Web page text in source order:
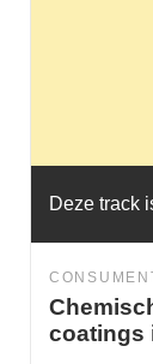
Deze track
coatings